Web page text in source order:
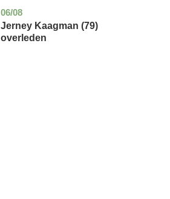
06/08
noord-
holland
glossy
Jerney Kaagman (79)
overleden